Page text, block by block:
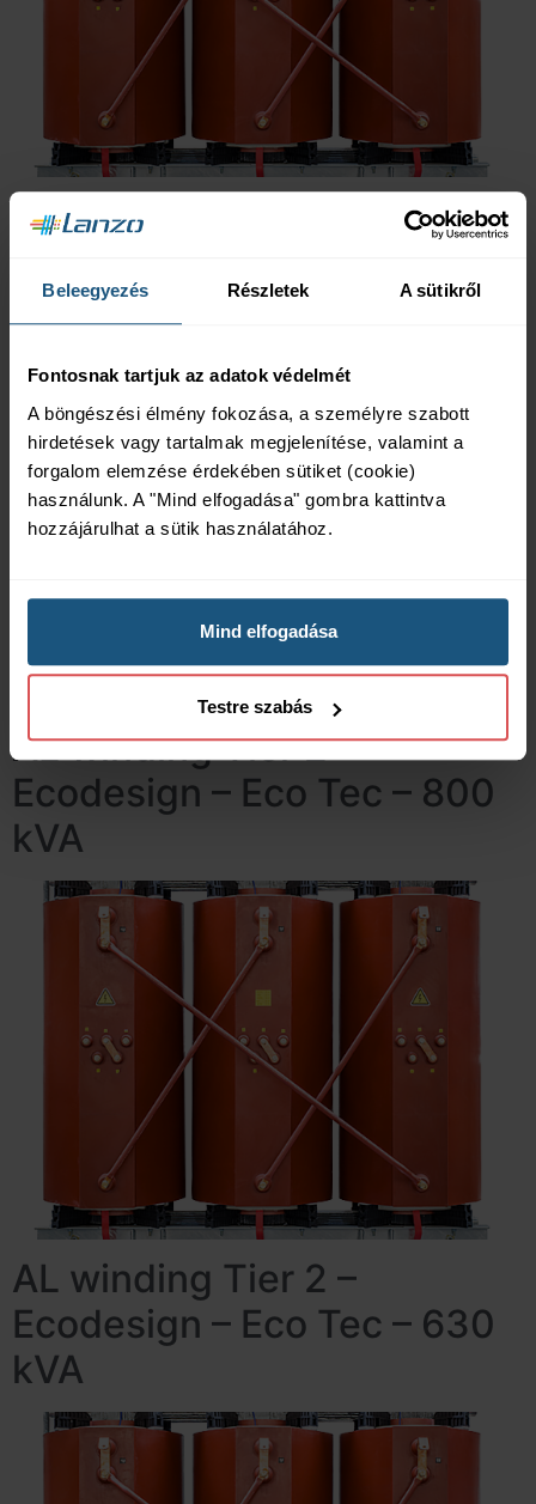
Beleegyezés Részletek A sütikről
Fontosnak tartjuk az adatok védelmét
A böngészési élmény fokozása, a személyre szabott
hirdetések vagy tartalmak megjelenítése, valamint a
forgalom elemzése érdekében sütiket (cookie)
használunk. A "Mind elfogadása" gombra kattintva
hozzájárulhat a sütik használatához.
Mind elfogadása
Testre szabás
AL winding Tier 2 –
kVA
AL winding Tier 2 –
Ecodesign – Eco Tec – 800
kVA
AL winding Tier 2 –
Ecodesign – Eco Tec – 630
kVA